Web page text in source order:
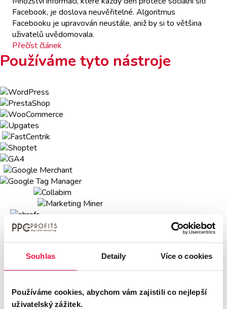
Souhlas Detaily Více o cookies
Používáme cookies, abychom vám zajistili co nejlepší
uživatelský zážitek.
Facebook, je doslova neuvěřitelné. Algoritmus
Facebooku je upravován neustále, aniž by si to většina
uživatelů uvědomovala.
Přečíst článek
Používáme tyto nástroje